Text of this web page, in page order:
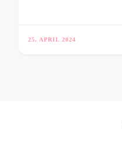
25. APRIL 2024